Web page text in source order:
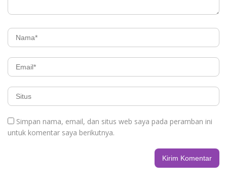
Simpan nama, email, dan situs web saya pada peramban ini
untuk komentar saya berikutnya.